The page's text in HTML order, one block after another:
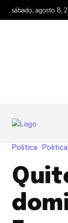
sábado, agosto 8,
Política Politica